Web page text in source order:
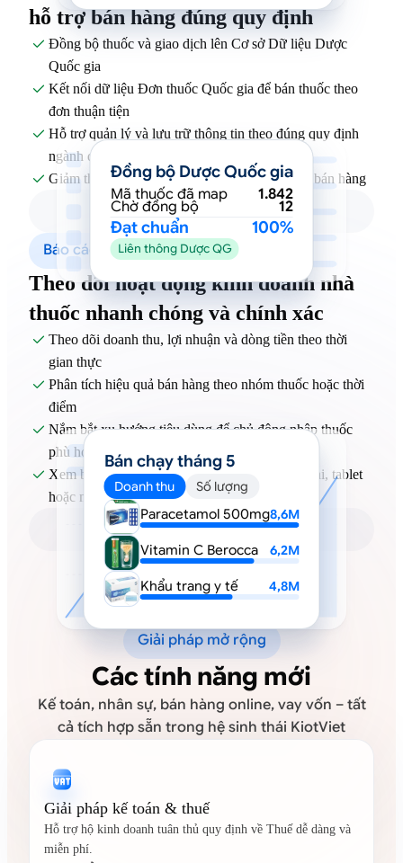
hỗ trợ bán hàng đúng quy định
 Đồng bộ thuốc và giao dịch lên Cơ sở Dữ liệu Dược
Quốc gia
 Kết nối dữ liệu Đơn thuốc Quốc gia để bán thuốc theo
đơn thuận tiện
 Hỗ trợ quản lý và lưu trữ thông tin theo đúng quy định
ngành dược
 Giảm thao tác thủ công, tăng độ chính xác khi bán hàng
Đồng bộ Dược Quốc gia
Mã thuốc đã map 1.842
Chờ đồng bộ 12
Đạt chuẩn 100%
Liên thông Dược QG
Báo cáo & Phân tích
Theo dõi hoạt động kinh doanh nhà
thuốc nhanh chóng và chính xác
 Theo dõi doanh thu, lợi nhuận và dòng tiền theo thời
gian thực
 Phân tích hiệu quả bán hàng theo nhóm thuốc hoặc thời
điểm
 Nắm bắt xu hướng tiêu dùng để chủ động nhập thuốc
phù hợp
 Xem báo cáo kinh doanh dễ dàng trên điện thoại, tablet
hoặc máy tính
Bán chạy tháng 5
Doanh thu
Số lượng
Paracetamol 500mg8,6M
Vitamin C Berocca 6,2M
Khẩu trang y tế 4,8M
Giải pháp mở rộng
Các tính năng mới
Kế toán, nhân sự, bán hàng online, vay vốn – tất
cả tích hợp sẵn trong hệ sinh thái KiotViet
Giải pháp kế toán & thuế
Hỗ trợ hộ kinh doanh tuân thủ quy định về Thuế dễ dàng và
miễn phí.